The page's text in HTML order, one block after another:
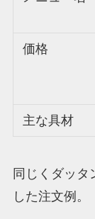
価格
主な具材
同じくダッタ
した注文例。